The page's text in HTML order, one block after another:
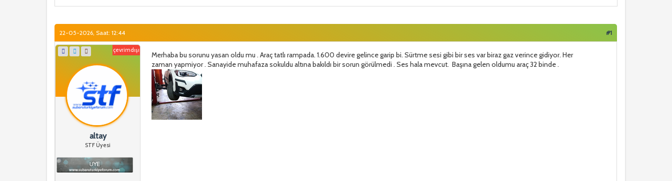
#1
22-05-2026, Saat: 12:44
çevrimdışı
altay
STF Üyesi
Merhaba bu sorunu yasan oldu mu . Araç tatlı rampada. 1.600 devire gelince garip bi. Sürtme sesi gibi bir ses var biraz gaz verince gidiyor. Her
zaman yapmiyor . Sanayide muhafaza sokuldu altına bakıldı bir sorun görülmedi . Ses hala mevcut. Başına gelen oldumu araç 32 binde .